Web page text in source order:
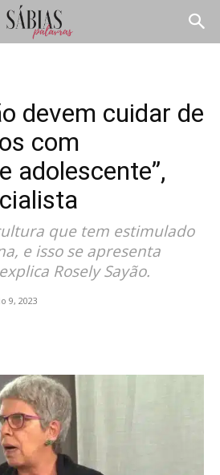
devem cuidar de
com
adolescente”,
que tem estimulado
e isso se apresenta
Rosely Sayão.
9, 2023